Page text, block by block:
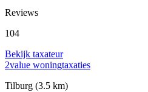
Reviews
104
Bekijk taxateur
2value woningtaxaties
Tilburg (3.5 km)